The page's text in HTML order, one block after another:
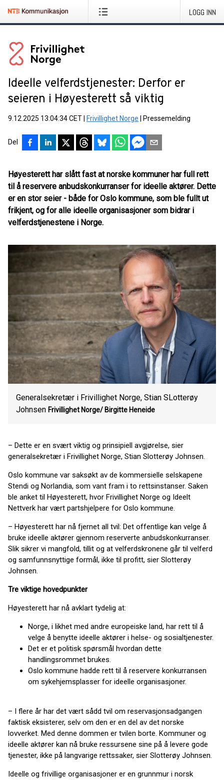
LOGG INN
Ideelle velferdstjenester: Derfor er
seieren i Høyesterett så viktig
9.12.2025 13:04:34 CET Frivillighet Norge Pressemelding
Del
Høyesterett har slått fast at norske kommuner har full rett
til å reservere anbudskonkurranser for ideelle aktører. Dette
er en stor seier - både for Oslo kommune, som ble fullt ut
frikjent, og for alle ideelle organisasjoner som bidrar i
velferdstjenestene i Norge.
Generalsekretær i Frivillighet Norge, Stian SLotterøy
Johnsen Frivillighet Norge/ Birgitte Heneide
– Dette er en svært viktig og prinsipiell avgjørelse, sier
generalsekretær i Frivillighet Norge, Stian Slotterøy Johnsen.
Oslo kommune var saksøkt av de kommersielle selskapene
Stendi og Norlandia, som vant fram i to rettsinstanser. Saken
ble anket til Høyesterett, hvor Frivillighet Norge og Ideelt
Nettverk har vært partshjelpere for Oslo kommune.
– Høyesterett har nå fjernet all tvil: Det offentlige kan velge å
bruke ideelle aktører gjennom reserverte anbudskonkurranser.
Slik sikrer vi mangfold, tillit og at velferdskronene går til velferd
og samfunnsnyttige formål, ikke til profitt, sier Slotterøy
Johnsen.
Tre viktige hovedpunkter
Høyesterett har nå avklart tydelig at:
Norge, i likhet med andre europeiske land, har rett til å
velge å benytte ideelle aktører i helse- og sosialtjenester.
Det er et politisk spørsmål hvordan dette
handlingsrommet brukes.
Oslo kommune hadde rett til å reservere konkurransen
om sykehjemsplasser for ideelle organisasjoner.
– I flere år har det vært sådd tvil om reservasjonsadgangen
faktisk eksisterer, selv om den er en del av det norske
lovverket. Med denne dommen er tvilen borte. Kommuner og
ideelle aktører kan nå bruke ressursene sine på å levere gode
tjenester, ikke på langvarige rettssaker, sier Slotterøy Johnsen.
Ideelle og frivillige organisasjoner er en grunnmur i norsk